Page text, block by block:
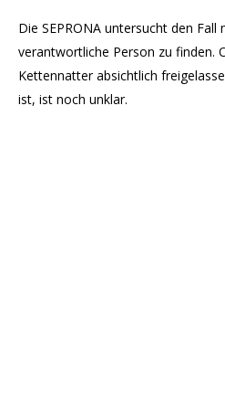
Die SEPRONA untersucht den Fall
verantwortliche Person zu finden.
Kettennatter absichtlich
ist, ist noch unklar.